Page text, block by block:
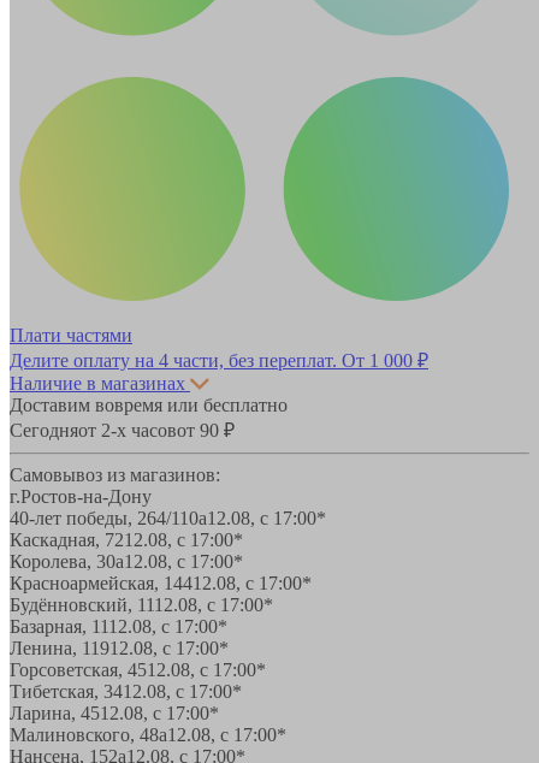
Плати частями
Делите оплату на 4 части, без переплат. От 1 000 ₽
Наличие в магазинах
Доставим вовремя или бесплатно
Сегодняот 2-х часовот 90 ₽
Самовывоз из магазинов:
г.Ростов-на-Дону
40-лет победы, 264/110а12.08, с 17:00*
Каскадная, 7212.08, с 17:00*
Королева, 30а12.08, с 17:00*
Красноармейская, 14412.08, с 17:00*
Будённовский, 1112.08, с 17:00*
Базарная, 1112.08, с 17:00*
Ленина, 11912.08, с 17:00*
Горсоветская, 4512.08, с 17:00*
Тибетская, 3412.08, с 17:00*
Ларина, 4512.08, с 17:00*
Малиновского, 48а12.08, с 17:00*
Нансена, 152а12.08, с 17:00*